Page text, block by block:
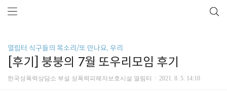
열림터 식구들의 목소리/또 만나요, 우리
[후기] 붕붕의 7월 또우리모임 후기
한국성폭력상담소 부설 성폭력피해자보호시설 열림터 2021. 8. 5. 14:10